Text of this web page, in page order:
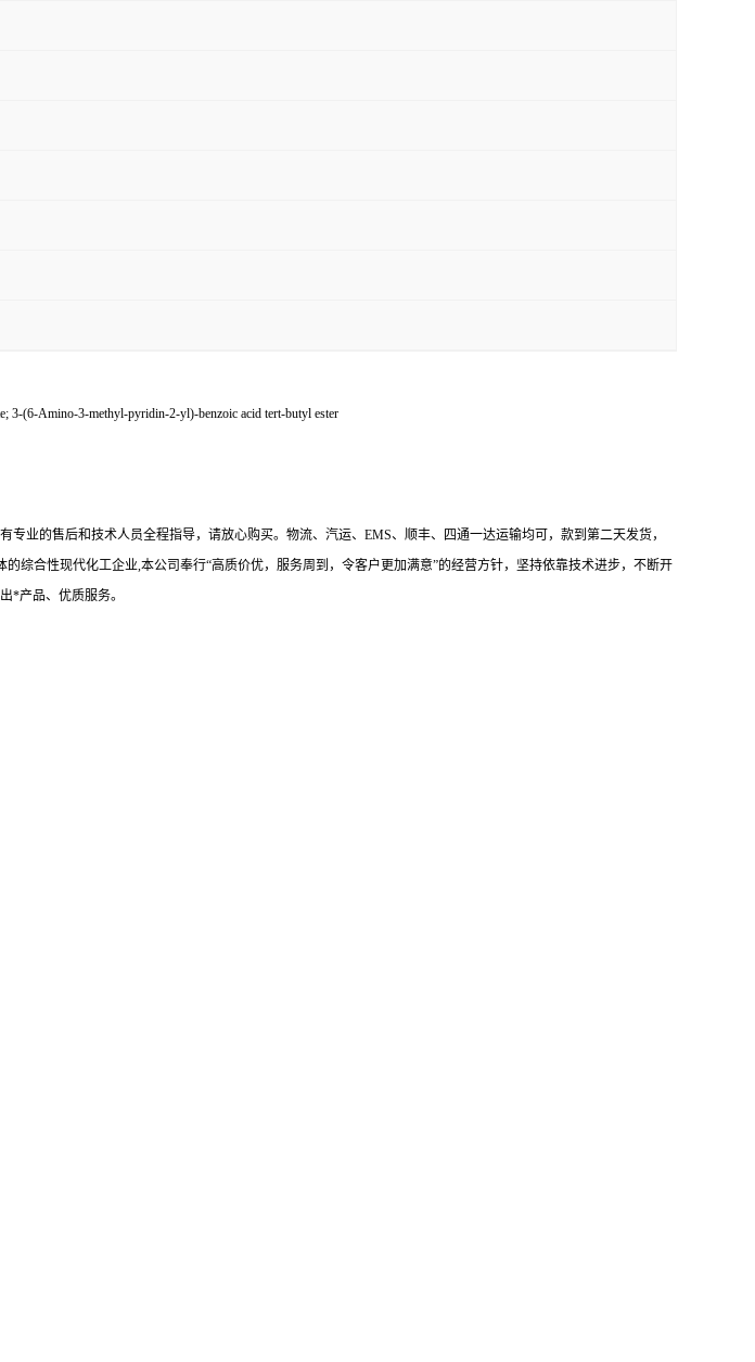
3-(6-Amino-3-methyl-pyridin-2-yl)-benzoic acid tert-butyl ester
业的售后和技术人员全程指导，请放心购买。物流、汽运、EMS、顺丰、四通一达运输均可，款到第二天发货，
综合性现代化工企业,本公司奉行“高质价优，服务周到，令客户更加满意”的经营方针，坚持依靠技术进步，不断开
*产品、优质服务。